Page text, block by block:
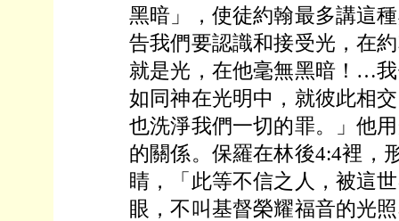
黑暗」，使徒約翰最多講這
告我們要認識和接受光，在
就是光，在他毫無黑暗！…
如同神在光明中，就彼此相
也洗淨我們一切的罪。」他
的關係。保羅在林後4:4裡，
睛，「此等不信之人，被這
眼，不叫基督榮耀福音的光